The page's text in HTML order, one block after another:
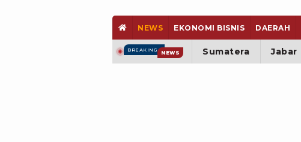
NEWS EKONOMI BISNIS DAERAH
BREAKING NEWS Sumatera Jabar